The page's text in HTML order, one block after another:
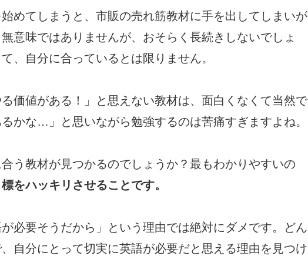
めてしまうと、市販の売れ筋教材に手を出してしまいが
意味ではありませんが、おそらく長続きしないでしょ
、自分に合っているとは限りません。
価値がある！」と思えない教材は、面白くなくて当然で
かな…」と思いながら勉強するのは苦痛すぎますよね。
う教材が見つかるのでしょうか？最もわかりやすいの
をハッキリさせることです。
が必要そうだから」という理由では絶対にダメです。どん
自分にとって切実に英語が必要だと思える理由を見つけ